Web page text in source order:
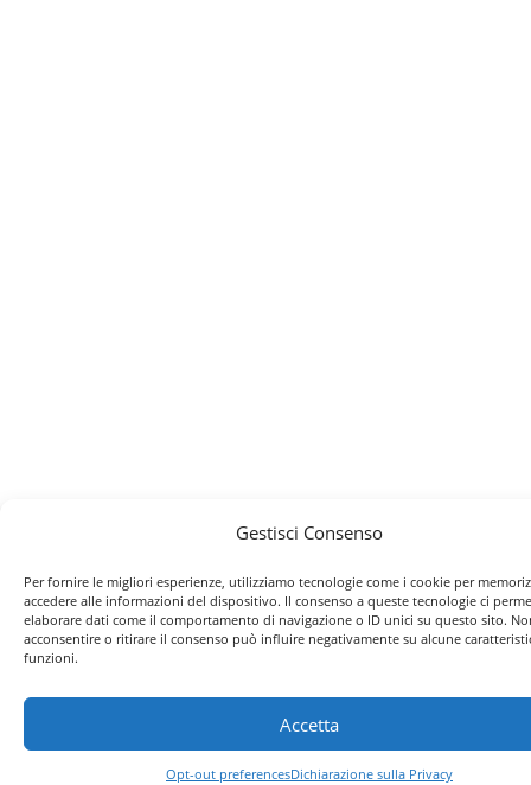
Gestisci Consenso
Per fornire le migliori esperienze, utilizziamo tecnologie come i cookie per
accedere alle informazioni del dispositivo. Il consenso a queste tecnologie ci
elaborare dati come il comportamento di navigazione o ID unici su questo sito.
acconsentire o ritirare il consenso può influire negativamente su alcune
funzioni.
Accetta
Opt-out preferencesDichiarazione sulla Privacy